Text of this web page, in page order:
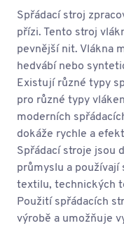
Spřádací stroj
přízi. Tento stroj
pevnější nit. Vlákna
hedvábí nebo
Existují různé typy
pro různé typy
moderních
dokáže rychle a
Spřádací stroje jsou
průmyslu a používají
textilu, technických
Použití spřádacích
výrobě a umožňuje